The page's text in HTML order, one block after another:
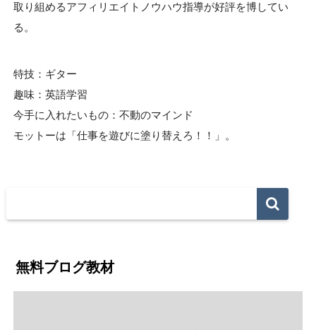
取り組めるアフィリエイトノウハウ指導が好評を博してい
る。
特技：ギター
趣味：英語学習
今手に入れたいもの：不動のマインド
モットーは「仕事を遊びに塗り替えろ！！」。
無料ブログ教材